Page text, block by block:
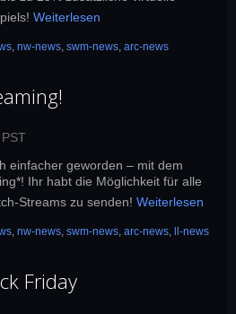
Weiterlesen
, nw-news, swm-news, arc-news
einfacher geworden – mit dem
Ihr habt die Möglichkeit für alle
Streams zu senden! Weiterlesen
, nw-news, swm-news, arc-news, ll-news
Friday